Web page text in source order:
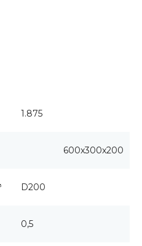
1.875
600x300x200
D200
0,5